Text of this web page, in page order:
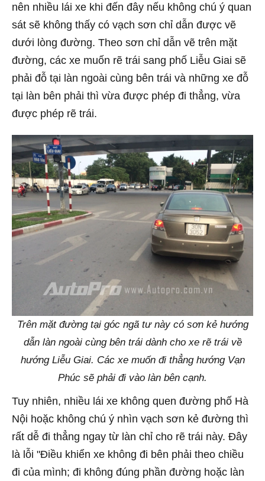
nên nhiều lái xe khi đến đây nếu không chú ý quan
sát sẽ không thấy có vạch sơn chỉ dẫn được vẽ
dưới lòng đường. Theo sơn chỉ dẫn vẽ trên mặt
đường, các xe muốn rẽ trái sang phố Liễu Giai sẽ
phải đỗ tại làn ngoài cùng bên trái và những xe đỗ
tại làn bên phải thì vừa được phép đi thẳng, vừa
được phép rẽ trái.
Trên mặt đường tại góc ngã tư này có sơn kẻ hướng
dẫn làn ngoài cùng bên trái dành cho xe rẽ trái về
hướng Liễu Giai. Các xe muốn đi thẳng hướng Vạn
Phúc sẽ phải đi vào làn bên cạnh.
Tuy nhiên, nhiều lái xe không quen đường phố Hà
Nội hoặc không chú ý nhìn vạch sơn kẻ đường thì
rất dễ đi thẳng ngay từ làn chỉ cho rẽ trái này. Đây
là lỗi "Điều khiển xe không đi bên phải theo chiều
đi của mình; đi không đúng phần đường hoặc làn